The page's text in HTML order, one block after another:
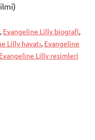
, Evangeline Lilly biografi,
Lilly hayatı, Evangeline
Evangeline Lilly resimleri